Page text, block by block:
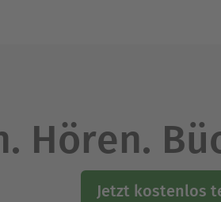
Hören.
Jetzt kostenlos